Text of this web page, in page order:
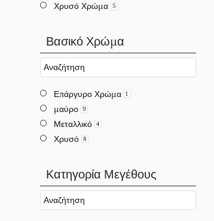
Χρυσό Χρώμα 5
Βασικό Χρώμα
Επάργυρο Χρώμα 1
μαύρο 9
Μεταλλικό 4
Χρυσό 8
Κατηγορία Μεγέθους